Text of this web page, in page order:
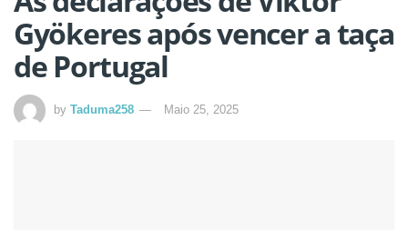
Gyökeres após vencer a taça
de Portugal
by Taduma258 Maio 25, 2025